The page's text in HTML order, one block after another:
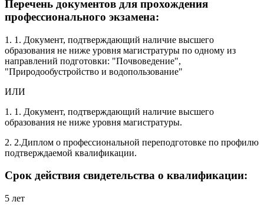
Перечень документов для прохождения
профессионального экзамена:
1. 1. Документ, подтверждающий наличие высшего
образования не ниже уровня магистратуры по одному из
направлений подготовки: "Почвоведение",
"Природообустройство и водопользование"
ИЛИ
1. 1. Документ, подтверждающий наличие высшего
образования не ниже уровня магистратуры.
2. 2.Диплом о профессиональной переподготовке по профилю
подтверждаемой квалификации.
Срок действия свидетельства о квалификации:
5 лет